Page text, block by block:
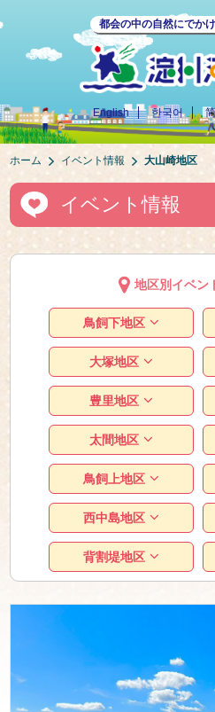
都会の中の自然にでか
English 한국어
ホーム イベント情報 大山崎地区
イベント情報
地区別イベン
鳥飼下地区
大塚地区
豊里地区
太間地区
鳥飼上地区
西中島地区
背割堤地区